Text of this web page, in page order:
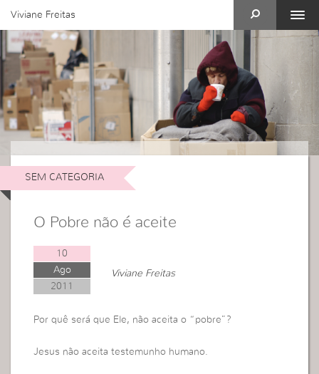
Viviane Freitas
SEM CATEGORIA
O Pobre não é aceite
10
Ago
2011
Viviane Freitas
Por quê será que Ele, não aceita o “pobre”?
Jesus não aceita testemunho humano.